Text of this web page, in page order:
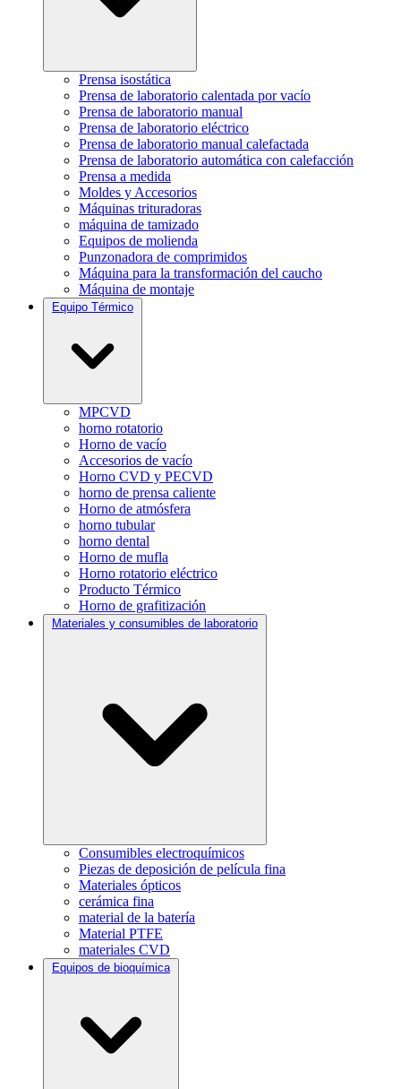
Prensa isostática
Prensa de laboratorio calentada por vacío
Prensa de laboratorio manual
Prensa de laboratorio eléctrico
Prensa de laboratorio manual calefactada
Prensa de laboratorio automática con calefacción
Prensa a medida
Moldes y Accesorios
Máquinas trituradoras
máquina de tamizado
Equipos de molienda
Punzonadora de comprimidos
Máquina para la transformación del caucho
Máquina de montaje
Equipo Térmico
MPCVD
horno rotatorio
Horno de vacío
Accesorios de vacío
Horno CVD y PECVD
horno de prensa caliente
Horno de atmósfera
horno tubular
horno dental
Horno de mufla
Horno rotatorio eléctrico
Producto Térmico
Horno de grafitización
Materiales y consumibles de laboratorio
Consumibles electroquímicos
Piezas de deposición de película fina
Materiales ópticos
cerámica fina
material de la batería
Material PTFE
materiales CVD
Equipos de bioquímica